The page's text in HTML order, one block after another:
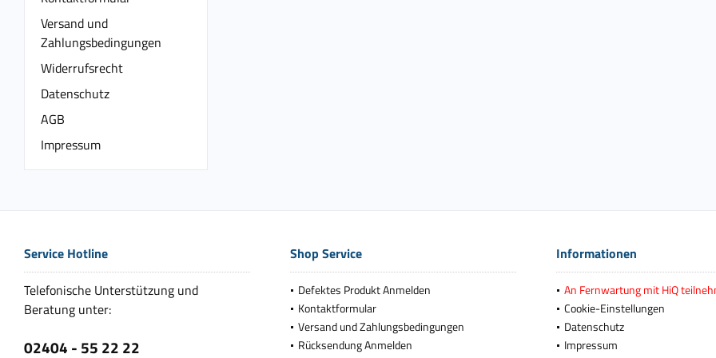
Versand und
Zahlungsbedingungen
Widerrufsrecht
Datenschutz
AGB
Impressum
Service Hotline
Telefonische Unterstützung und
Beratung unter:
02404 - 55 22 22
Shop Service
Defektes Produkt Anmelden
Kontaktformular
Versand und Zahlungsbedingungen
Rücksendung Anmelden
Informationen
An Fernwartung mit HiQ
Cookie-Einstellungen
Datenschutz
Impressum